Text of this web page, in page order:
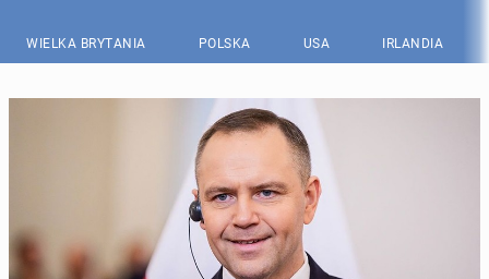
WIELKA BRYTANIA POLSKA USA IRLANDIA